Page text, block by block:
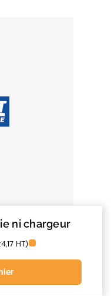
ni chargeur
HT)